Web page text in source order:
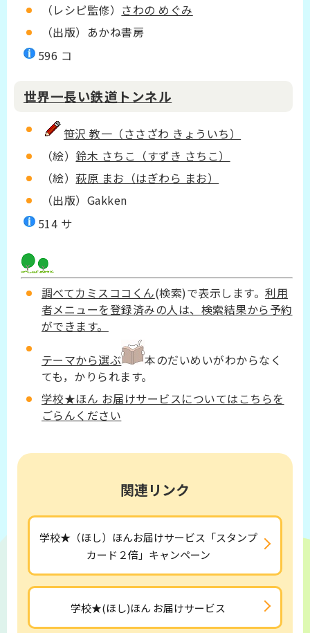
（レシピ監修） さわの めぐみ
（出版）あかね書房
596 コ
世界一長い鉄道トンネル
笹沢 教一（ささざわ きょういち）
（絵） 鈴木 さちこ（すずき さちこ）
（絵） 萩原 まお（はぎわら まお）
（出版）Gakken
514 サ
調べてカミスココくん(検索)で表示します。利用
者メニューを登録済みの人は、検索結果から予約
ができます。
テーマから選ぶ
本のだいめいがわからなく
ても，かりられます。
学校★ほん お届けサービスについてはこちらを
ごらんください
関連リンク
学校★（ほし）ほんお届けサービス「スタンプ
カード２倍」キャンペーン
学校★(ほし)ほん お届けサービス